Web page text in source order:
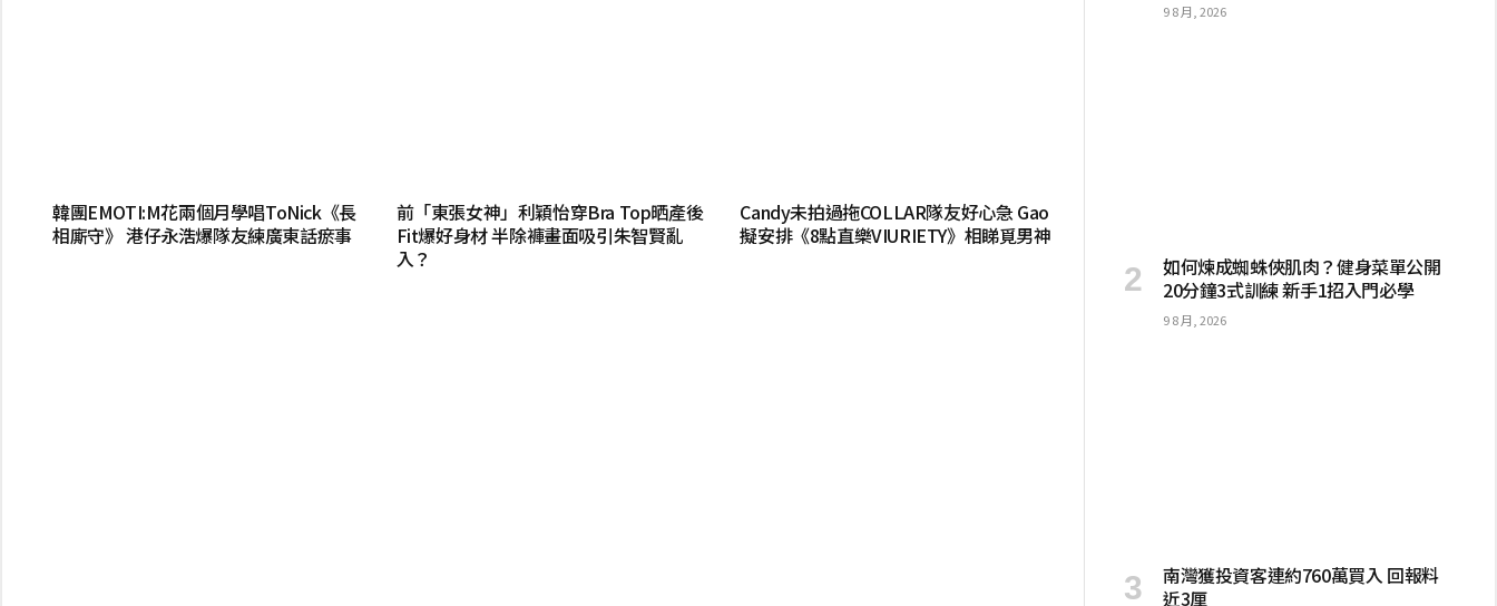
韓團EMOTI:M花兩個月學唱ToNick《長
相廝守》 港仔永浩爆隊友練廣東話瘀事
前「東張女神」利穎怡穿Bra Top晒產後
Fit爆好身材 半除褲畫面吸引朱智賢亂
入？
Candy未拍過拖COLLAR隊友好心急 Gao
擬安排《8點直樂VIURIETY》相睇覓男神
9 8 月, 2026
如何煉成蜘蛛俠肌肉？健身菜單公開
20分鐘3式訓練 新手1招入門必學
9 8 月, 2026
南灣獲投資客連約760萬買入 回報料
近3厘